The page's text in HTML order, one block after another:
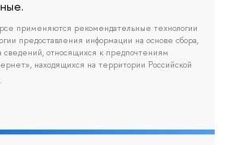
применяются рекомендательные технологии
предоставления информации на основе сбора,
сведений, относящихся к предпочтениям
находящихся на территории Российской